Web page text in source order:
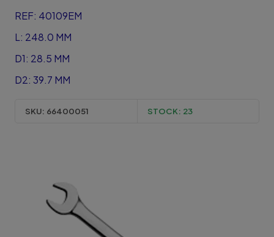
REF: 40109EM
L: 248.0 MM
D1: 28.5 MM
D2: 39.7 MM
SKU: 66400051 STOCK: 23